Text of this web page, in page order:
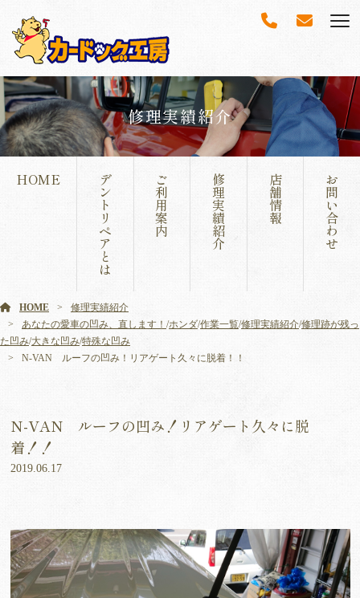
修理実績紹介
HOME デ
ン
ト
リ
ペ
ア
と
は
ご
利
用
案
内
修
理
実
績
紹
介
店
舗
情
報
お
問
い
合
わ
せ
HOME
修理実績紹介
あなたの愛車の凹み、直します！ /ホンダ/作業一覧/修理実績紹介/修理跡が残っ
た凹み/大きな凹み/特殊な凹み
N-VAN ルーフの凹み！リアゲート久々に脱着！！
N-VAN ルーフの凹み！リアゲート久々に脱
着！！
2019.06.17